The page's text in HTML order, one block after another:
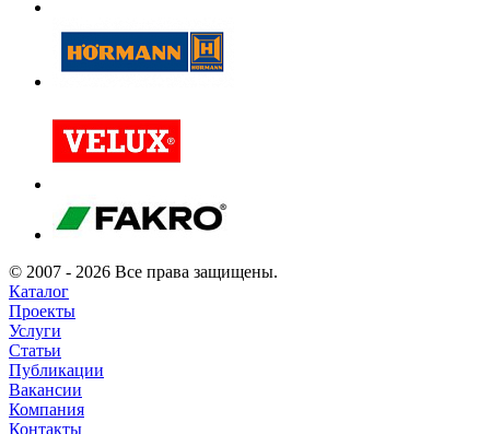
© 2007 - 2026 Все права защищены.
Каталог
Проекты
Услуги
Статьи
Публикации
Вакансии
Компания
Контакты